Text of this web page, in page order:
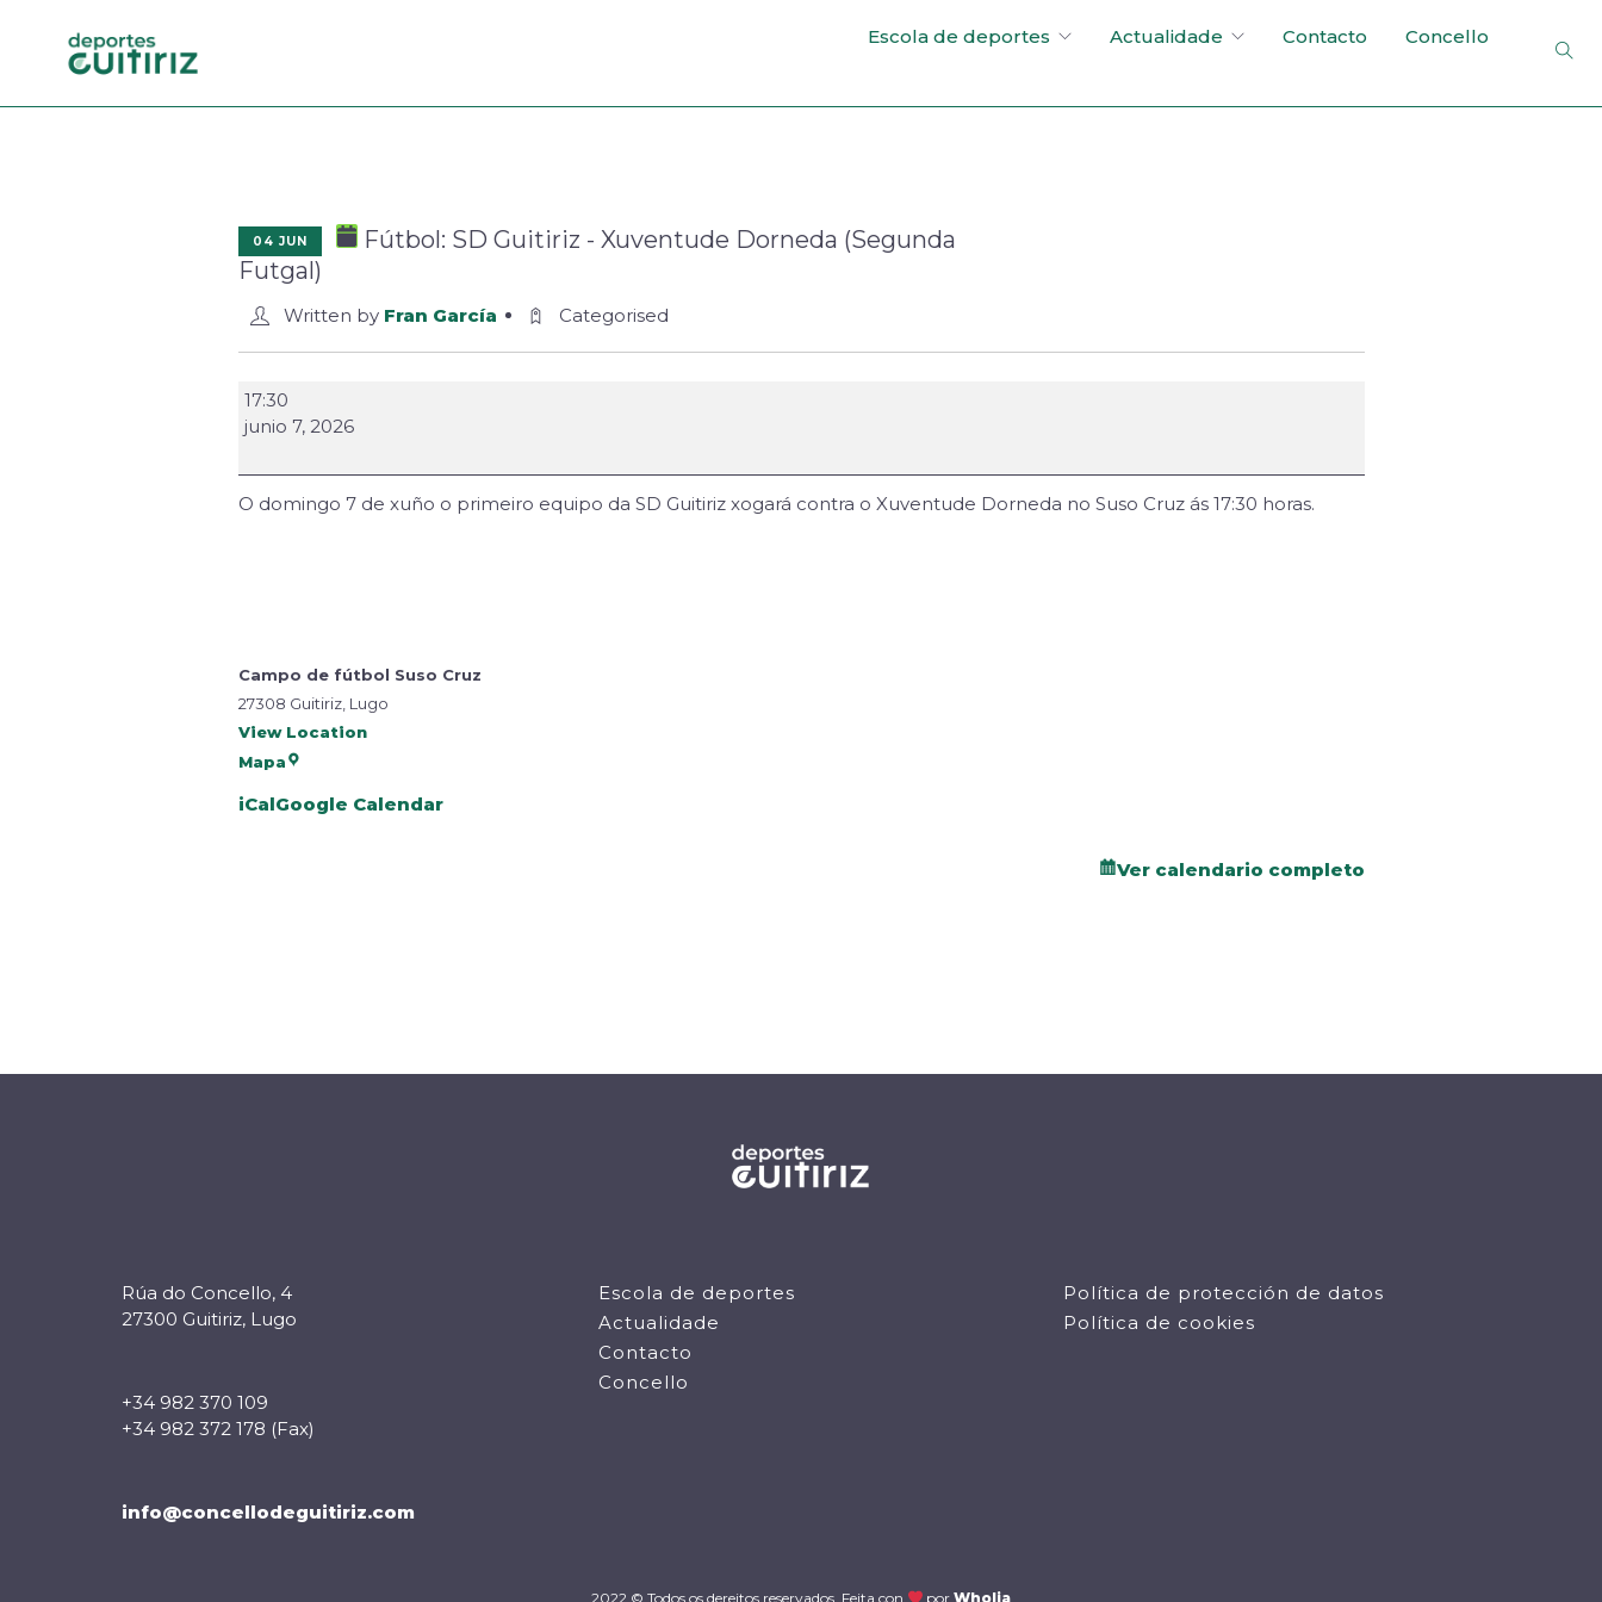
Escola de deportes Actualidade Contacto Concello
04 JUN
Fútbol: SD Guitiriz - Xuventude Dorneda (Segunda
Futgal)
Written by Fran García Categorised
17:30
junio 7, 2026
O domingo 7 de xuño o primeiro equipo da SD Guitiriz xogará contra o Xuventude Dorneda no Suso Cruz ás 17:30 horas.
Campo de fútbol Suso Cruz
27308 Guitiriz, Lugo
View Location
Mapa
iCalGoogle Calendar
Ver calendario completo
Rúa do Concello, 4
27300 Guitiriz, Lugo
+34 982 370 109
+34 982 372 178 (Fax)
info@concellodeguitiriz.com
Escola de deportes
Actualidade
Contacto
Concello
Política de protección de datos
Política de cookies
2022 © Todos os dereitos reservados. Feita con porWholia